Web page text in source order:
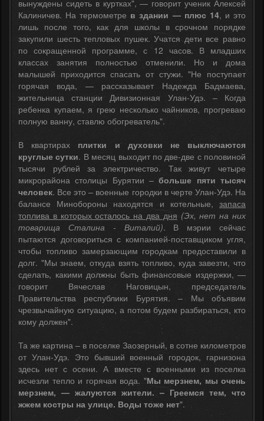
вынуждены сидеть в куртках", — говорит ученик Алексей
Калиничев. На термометре в здании — плюс 14, и это
лишь после того, как для школы в срочном порядке
закупили шесть тепловых пушек. Учатся дети все равно
по сокращенной программе, с 12 часов. В младших
классах занятия полностью отменили. Но и дома
малышей приходится спасать от стужи. "Не поступает
горячая вода, — рассказывает Надежда Бадмаева,
жительница станции Дивизионная Улан-Удэ. – Когда
ребенка купаем, я грею несколько чайников, прогреваю
полную ванну, ставлю обогреватель".
В квартирах плитки и духовки не выключаются
круглые сутки. В месяц выходит по две-две с половиной
тысячи рублей за электричество. Так живут четыре
микрорайона столицы Бурятии –больше пяти тысяч
человек. Все это – военные городки в черте Улан-Удэ. На
балансе Минобороны находятся и котельные, запаса
топлива в которых осталось на два дня (Эх, нет на них
товарища Сталина - Виталий). В мэрии сейчас
пытаются договориться с компанией-поставщиком угля,
чтобы топливо замерзающим городкам предоставили в
долг. "Мы знаем, откуда взять топливо, куда завезти, что
сделать, какими должны быть финансовые издержки, —
говорит Вячеслав Наговицын, председатель
Правительства республики Бурятия. – Мы объявим
чрезвычайную ситуацию, а потом будем разбираться, кто
кому должен".
Та же картина – в поселке Заозерный, в сотне километров
от Улан-Удэ. Это бывший военный городок, гарнизона
здесь нет с осени. А вместе с военными из поселка
исчезли тепло и горячая вода. "Мы мерзнем, мы очень
мерзнем, — жалуются жители. – Греемся тем, что
жжем костры на улице. Воды тоже нет".